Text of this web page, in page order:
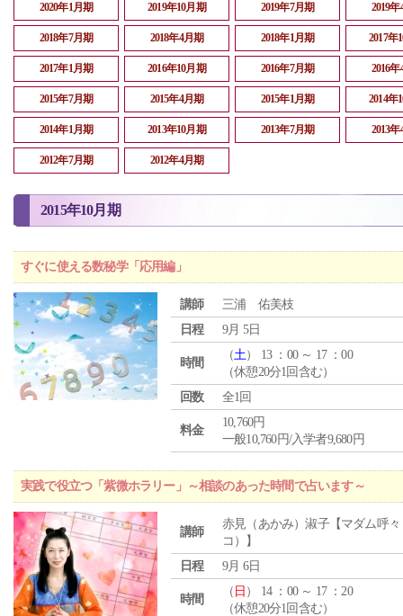
2020年1月期 2019年10月期 2019年7月期 2019
2018年7月期 2018年4月期 2018年1月期 2017年
2017年1月期 2016年10月期 2016年7月期 2016
2015年7月期 2015年4月期 2015年1月期 2014年
2014年1月期 2013年10月期 2013年7月期 2013
2012年7月期 2012年4月期
2015年10月期
すぐに使える数秘学「応用編」
講師
三浦 佑美枝
日程
9月 5日
時間
（土） 13 ：00 ～ 17 ：00
（休憩20分1回含む）
回数
全1回
料金
10,760円
一般10,760円/入学者9,680円
実践で役立つ「紫微ホラリー」～相談のあった時間で占います～
講師
赤見（あかみ）淑子【マダム呼々
コ）】
日程
9月 6日
時間
（ 日 ） 14 ：00 ～ 17 ：20
（休憩20分1回含む）